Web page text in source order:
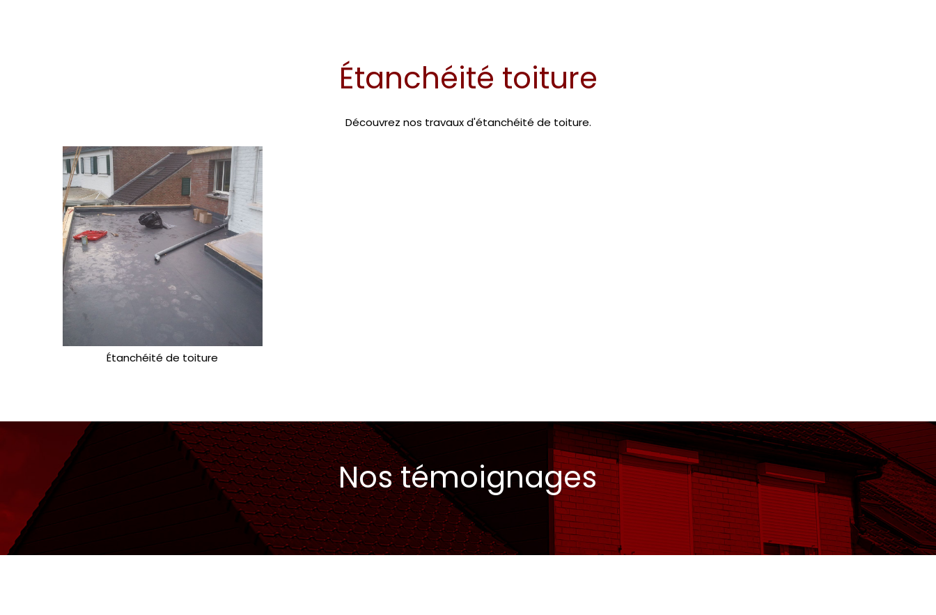
Étanchéité toiture
Découvrez nos travaux d'étanchéité de toiture.
Étanchéité de toiture
Nos témoignages